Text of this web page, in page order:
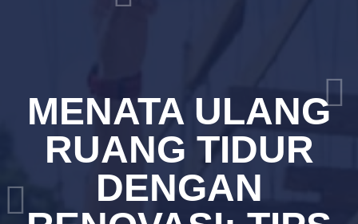
MENATA ULANG
RUANG TIDUR
DENGAN